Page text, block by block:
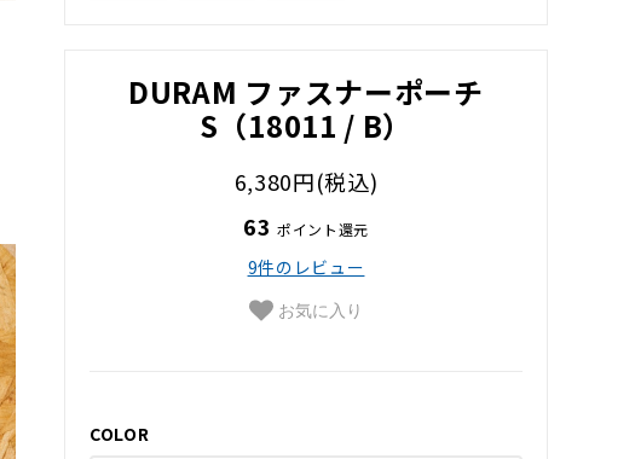
DURAM ファスナーポーチ
S（18011 / B）
6,380円(税込)
63 ポイント還元
9件のレビュー
お気に入り
COLOR